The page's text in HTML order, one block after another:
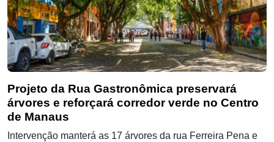
Projeto da Rua Gastronômica preservará
árvores e reforçará corredor verde no Centro
de Manaus
Intervenção manterá as 17 árvores da rua Ferreira Pena e